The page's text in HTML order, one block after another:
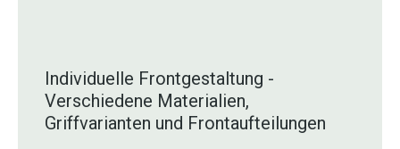
Individuelle Frontgestaltung -
Verschiedene Materialien,
Griffvarianten und Frontaufteilungen